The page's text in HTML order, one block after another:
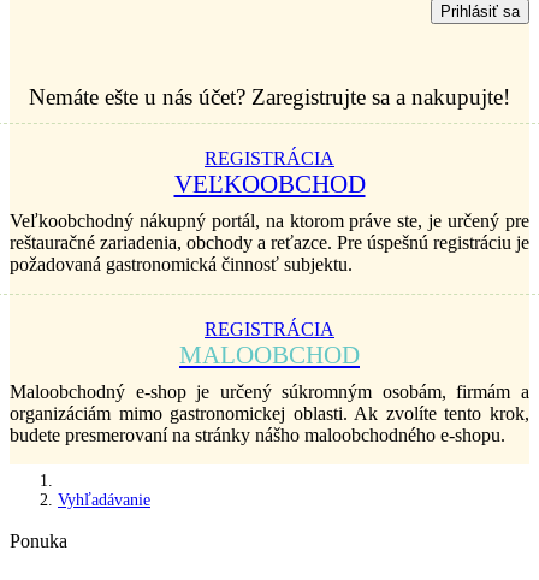
Prihlásiť sa
Nemáte ešte u nás účet? Zaregistrujte sa a nakupujte!
REGISTRÁCIA
VEĽKOOBCHOD
Veľkoobchodný nákupný portál, na ktorom práve ste, je určený pre
reštauračné zariadenia, obchody a reťazce. Pre úspešnú registráciu je
požadovaná gastronomická činnosť subjektu.
REGISTRÁCIA
MALOOBCHOD
Maloobchodný e-shop je určený súkromným osobám, firmám a
organizáciám mimo gastronomickej oblasti. Ak zvolíte tento krok,
budete presmerovaní na stránky nášho maloobchodného e-shopu.
Vyhľadávanie
Ponuka